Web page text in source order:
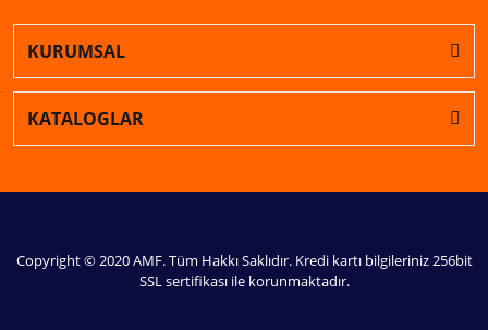
KURUMSAL
KATALOGLAR
Copyright © 2020 AMF. Tüm Hakkı Saklıdır. Kredi kartı bilgileriniz 256bit
SSL sertifikası ile korunmaktadır.